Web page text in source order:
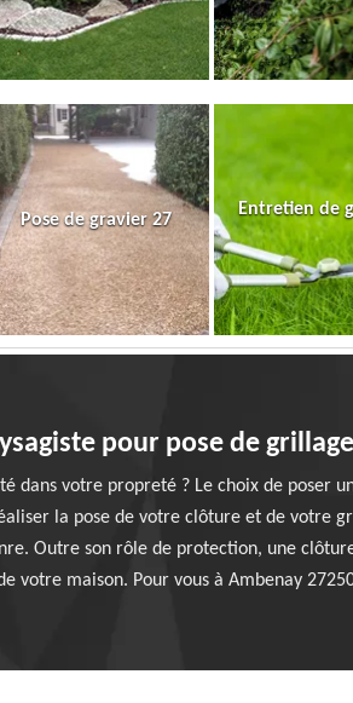
Pose de gravier 27
Entretien de
pour pose de
dans votre propreté ? Le choix de poser
la pose de votre clôture et de votre
Outre son rôle de protection, une
votre maison. Pour vous à Ambenay